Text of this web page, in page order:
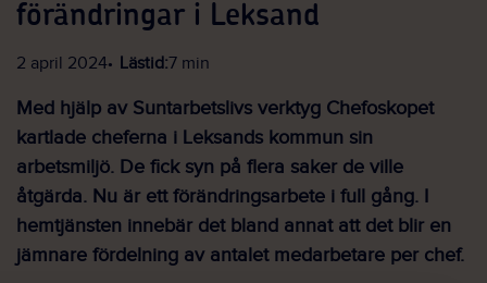
förändringar i Leksand
2 april 2024 Lästid:7 min
Med hjälp av Suntarbetslivs verktyg Chefoskopet
kartlade cheferna i Leksands kommun sin
arbetsmiljö. De fick syn på flera saker de ville
åtgärda. Nu är ett förändringsarbete i full gång. I
hemtjänsten innebär det bland annat att det blir en
jämnare fördelning av antalet medarbetare per chef.